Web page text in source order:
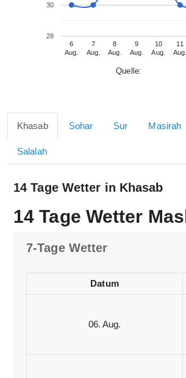
6
Aug.
7
Aug.
8
Aug.
9
Aug.
10
Aug.
11
Aug.
28
30
Quelle:
Khasab Sohar Sur Masirah
Salalah
14 Tage Wetter in Khasab
14 Tage Wetter
7-Tage Wetter
Datum
06. Aug.